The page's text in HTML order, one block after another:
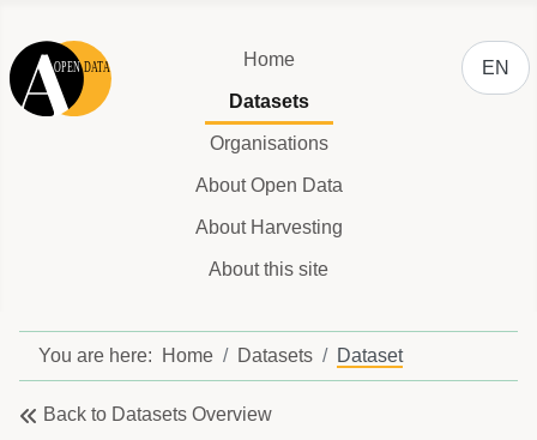
Home
Datasets
Organisations
About Open Data
About Harvesting
About this site
Select
EN
You are here: Home Datasets Dataset
Back to Datasets Overview